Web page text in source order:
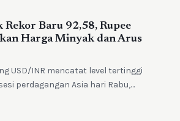
Rekor Baru 92,58, Rupee
Harga Minyak dan Arus
USD/INR mencatat level tertinggi
perdagangan Asia hari Rabu,…